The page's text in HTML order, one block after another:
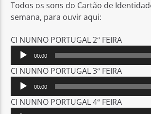
Todos os sons do Cartão de
semana, para ouvir aqui:
CI NUNNO PORTUGAL 2ª FEIRA
Reprodutor
de
áudio
00:00
CI NUNNO PORTUGAL 3ª FEIRA
Reprodutor
de
áudio
00:00
CI NUNNO PORTUGAL 4ª FEIRA